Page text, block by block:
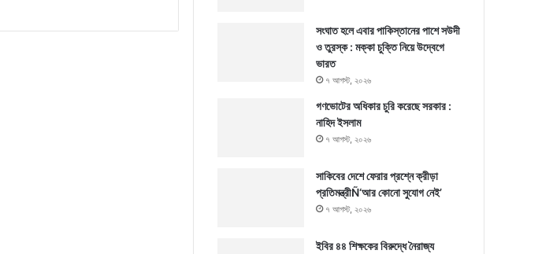
সংঘাত হলে এবার পাকিস্তানের পাশে সউদী
ও তুরস্ক : মক্কা চুক্তি নিয়ে উদ্বেগে
ভারত
৭ আগস্ট, ২০২৬
গণভোটের অধিকার চুরি করেছে সরকার :
নাহিদ ইসলাম
৭ আগস্ট, ২০২৬
সাকিবের দেশে ফেরার প্রশ্নে ক্রীড়া
প্রতিমন্ত্রীÑ‘আর কোনো সুযোগ নেই’
৭ আগস্ট, ২০২৬
ইবির ৪৪ শিক্ষকের বিরুদ্ধে নৈরাজ্য